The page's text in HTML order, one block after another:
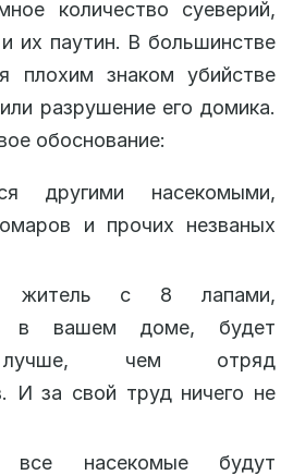
количество суеверий,
их паутин. В большинстве
плохим знаком убийстве
разрушение его домика.
обоснование:
другими насекомыми,
и прочих незваных
житель с 8 лапами,
в вашем доме, будет
лучше, чем отряд
И за свой труд ничего не
все насекомые будут